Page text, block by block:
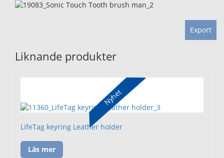
Export
Liknande produkter
Nyhet
LifeTag keyring Leather holder
Läs mer